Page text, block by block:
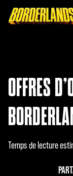
OFFRES
Temps de lecture